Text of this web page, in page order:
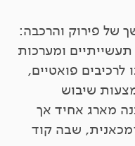
של פירוק והרכבה:
תעשייתיים ומערכות
פואטיים,
שיבוש
מארג אחיד אך
שבה קוד